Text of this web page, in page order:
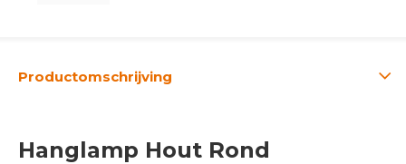
Productomschrijving
Hanglamp Hout Rond